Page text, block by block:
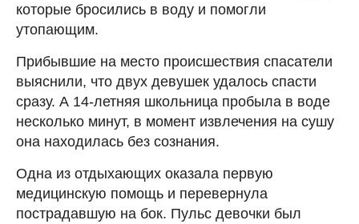
которые бросились в воду и помогли
утопающим.
Прибывшие на место происшествия спасатели
выяснили, что двух девушек удалось спасти
сразу. А 14-летняя школьница пробыла в воде
несколько минут, в момент извлечения на сушу
она находилась без сознания.
Одна из отдыхающих оказала первую
медицинскую помощь и перевернула
пострадавшую на бок. Пульс девочки был